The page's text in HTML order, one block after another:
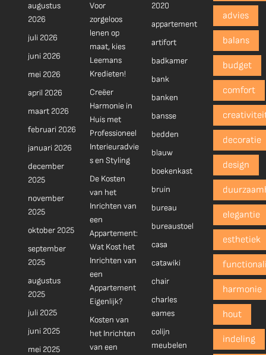
augustus
2026
juli 2026
juni 2026
mei 2026
april 2026
maart 2026
februari 2026
januari 2026
december
2025
november
2025
oktober 2025
september
2025
augustus
2025
juli 2025
juni 2025
mei 2025
Voor
zorgeloos
lenen op
maat, kies
Leemans
Kredieten!
Creëer
Harmonie in
Huis met
Professioneel
Interieuradvie
s en Styling
De Kosten
van het
Inrichten van
een
Appartement:
Wat Kost het
Inrichten van
een
Appartement
Eigenlijk?
Kosten van
het Inrichten
van een
2020
appartement
artifort
badkamer
bank
banken
bansse
bedden
blauw
boekenkast
bruin
bureau
bureaustoel
casa
catawiki
chair
charles
eames
colijn
meubelen
advies
balans
budget
comfort
decoratie
design
elegantie
esthetiek
harmonie
hout
indeling